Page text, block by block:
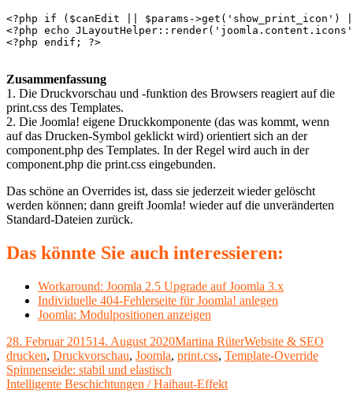
<?php if ($canEdit || $params->get('show_print_icon')
<?php echo
<?php endif; ?>
Zusammenfassung
1. Die Druckvorschau und -funktion des Browsers reagiert auf die
print.css des Templates.
2. Die Joomla! eigene Druckkomponente (das was kommt, wenn
auf das Drucken-Symbol geklickt wird) orientiert sich an der
component.php des Templates. In der Regel wird auch in der
component.php die print.css eingebunden.
Das schöne an Overrides ist, dass sie jederzeit wieder gelöscht
werden können; dann greift Joomla! wieder auf die unveränderten
Standard-Dateien zurück.
Das könnte Sie auch interessieren:
Workaround: Joomla 2.5 Upgrade auf Joomla 3.x
Individuelle 404-Fehlerseite für Joomla! anlegen
Joomla: Modulpositionen anzeigen
Veröffentlicht
am
28. Februar 201514. August 2020Autor
Martina RüterKategorien
Website & SEO
drucken, Druckvorschau, Joomla, print.css, Template-Override
Beitragsnavigation
Vorheriger
Beitrag:
Spinnenseide: stabil und elastisch
Nächster
Intelligente Beschichtungen / Haihaut-Effekt